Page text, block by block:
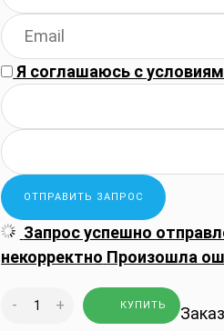
Я соглашаюсь с
Запрос успешно
некорректно Произошла
- + КУПИТЬ